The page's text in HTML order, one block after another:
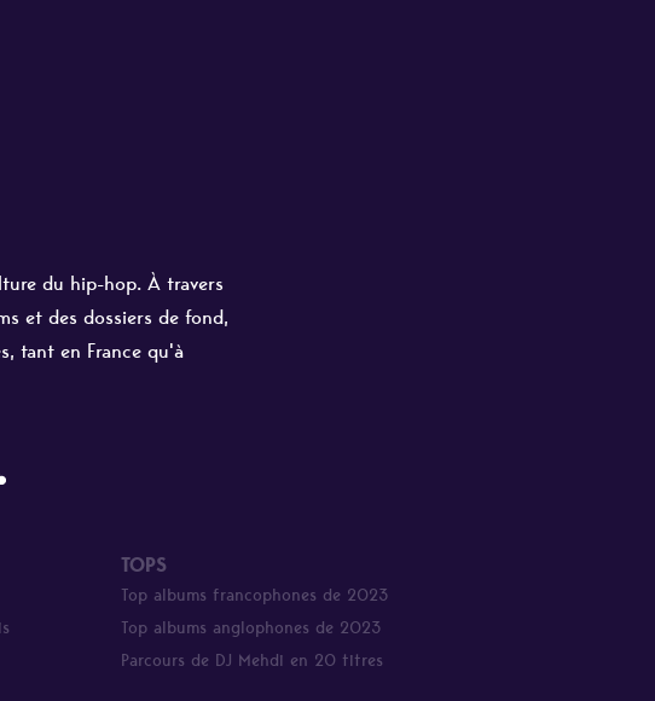
du hip-hop. À travers
et des dossiers de fond,
tant en France qu'à
TOPS
Top albums francophones de 2023
Top albums anglophones de 2023
Parcours de DJ Mehdi en 20 titres